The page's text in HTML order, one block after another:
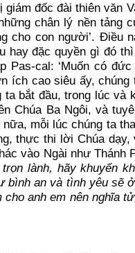
giám đốc đài thiên văn
chân lý nền tảng
cho con người’. Điều
hay đặc quyền gì đó
p Pas-cal: ‘Muốn có
ích cao siêu ấy,
bắt đầu, trong lúc và
Chúa Ba Ngôi, và
nữa, mỗi lúc chúng ta
thực thi lời Chúa d
vào Ngài như Thánh
lành, hãy khuyến
bình an và tình yêu sẽ
anh em nên nghĩa